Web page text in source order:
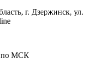
г. Дзержинск, ул.
по МСК